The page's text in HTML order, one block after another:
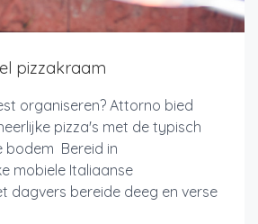
pizzakraam
organiseren? Attorno bied
pizza's met de typisch
bodem Bereid in
mobiele Italiaanse
dagvers bereide deeg en verse